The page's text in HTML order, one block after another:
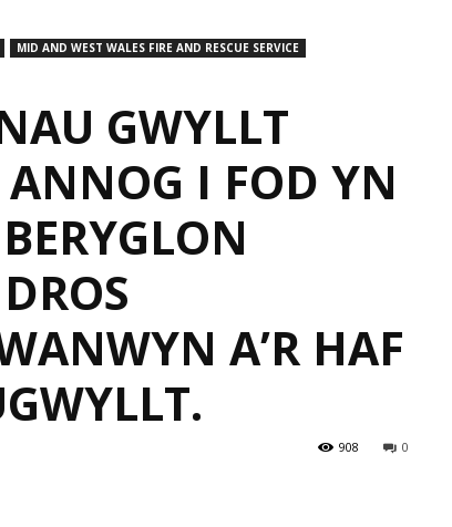
MID AND WEST WALES FIRE AND RESCUE SERVICE
GWYLLT
I FOD YN
A’R HAF
0
908